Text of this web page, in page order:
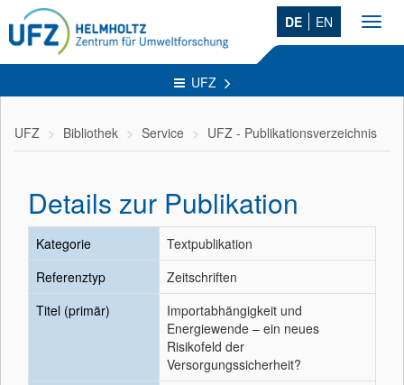
DE EN
UFZ
UFZ Bibliothek Service UFZ - Publikationsverzeichnis
Details zur Publikation
Kategorie
Textpublikation
Referenztyp
Zeitschriften
Titel (primär)
Importabhängigkeit und
Energiewende – ein neues
Risikofeld der
Versorgungssicherheit?